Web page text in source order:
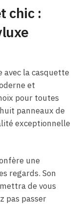
chic :
avec la casquette
et
pour toutes
panneaux de
exceptionnelle
une
regards. Son
de vous
pas passer